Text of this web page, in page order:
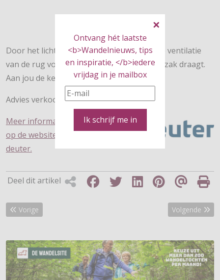
Ontvang hét laatste
<b>Wandelnieuws, tips
en inspiratie, </b>iedere
vrijdag in je mailbox
Ik schrijf me in
Door het lichte materiaal en de uitstekende ventilatie
van de rug voel je nauwelijks dat je een rugzak draagt.
Aan jou de keuze voor welke kleur je gaat!
Advies verkoopprijs: € 94,95
Meer informatie vind je
op de website van
deuter.
Deel dit artikel
Vorig artikel: Wandelen is met deze tips nóg leuker!
Vorige Volgende
Volgende